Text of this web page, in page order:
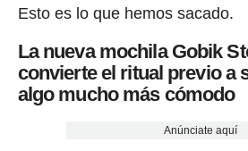
Esto es lo que hemos sacado.
La nueva mochila Gobik
convierte el ritual previo a
algo mucho más cómodo
Anúnciate aquí